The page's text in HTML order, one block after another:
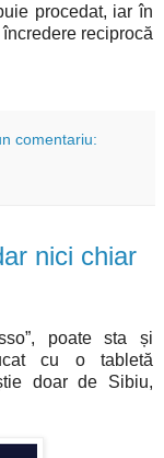
procedat, iar în
reciprocă
comentariu:
nici chiar
poate sta și
cu o tabletă
doar de Sibiu,